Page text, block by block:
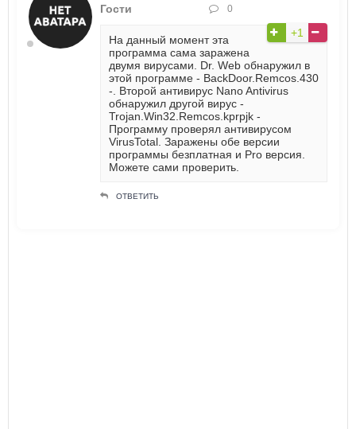
Гости
0
+1
На данный момент эта
программа сама заражена
двумя вирусами. Dr. Web обнаружил в
этой программе - BackDoor.Remcos.430
-. Второй антивирус Nano Antivirus
обнаружил другой вирус -
Trojan.Win32.Remcos.kprpjk -
Программу проверял антивирусом
VirusTotal. Заражены обе версии
программы безплатная и Pro версия.
Можете сами проверить.
ОТВЕТИТЬ